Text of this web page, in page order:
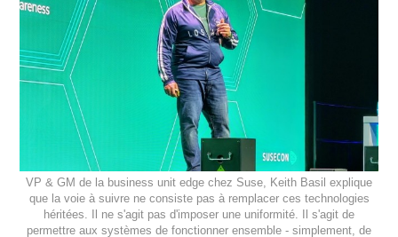
VP & GM de la business unit edge chez Suse, Keith Basil explique
que la voie à suivre ne consiste pas à remplacer ces technologies
héritées. Il ne s'agit pas d'imposer une uniformité. Il s'agit de
permettre aux systèmes de fonctionner ensemble - simplement, de